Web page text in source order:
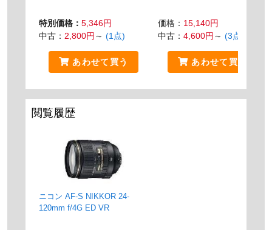
特別価格： 5,346円
中古： 2,800円 ～ (1点)
あわせて買う
価格： 15,140円
中古： 4,600円 ～ (3点)
あわせて買う
閲覧履歴
ニコン AF-S NIKKOR 24-
120mm f/4G ED VR